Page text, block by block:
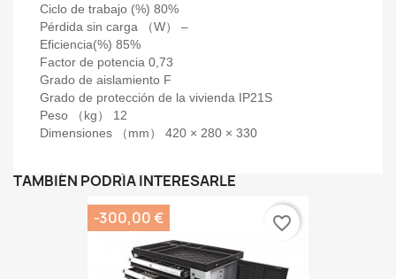
Ciclo de trabajo (%) 80%
Pérdida sin carga （W） –
Eficiencia(%) 85%
Factor de potencia 0,73
Grado de aislamiento F
Grado de protección de la vivienda IP21S
Peso （kg） 12
Dimensiones （mm） 420 × 280 × 330
TAMBIÉN PODRÍA INTERESARLE
-300,00 € favorite_border